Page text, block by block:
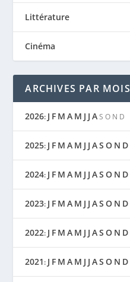
Littérature
Cinéma
ARCHIVES PAR MOIS
2026: J F M A M J J A S O N D
2025: J F M A M J J AS O N D
2024: J F M A M J J AS O N D
2023: J F M A M J J AS O N D
2022: J F M A M J J AS O N D
2021: J F M A M J J AS O N D